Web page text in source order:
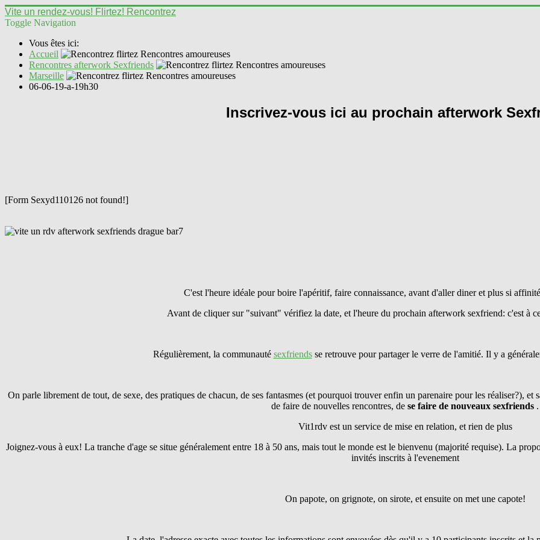
Vite un rendez-vous! Flirtez! Rencontrez
Toggle Navigation
Vous êtes ici:
Accueil
Rencontres afterwork Sexfriends
Marseille
06-06-19-a-19h30
Inscrivez-vous ici au prochain afterwork
[Form Sexyd110126 not found!]
C'est l'heure idéale pour boire l'apéritif, faire connaissance, avant d'aller diner et plus si
Avant de cliquer sur "suivant" vérifiez la date, et l'heure du prochain afterwork sexfriend: c'est à
Régulièrement, la communauté sexfriendsse retrouve pour partager le verre de l'amitié. Il y a
On parle librement de tout, de sexe, des pratiques de chacun, de ses fantasmes (et pourquoi trouver enfin un parenaire pour les réaliser?), et
de faire de nouvelles rencontres, de se faire de nouveaux sexfriends .
Vit1rdv est un service de mise en relation, et rien de plus
Joignez-vous à eux! La tranche d'age se situe généralement entre 18 à 50 ans, mais tout le monde est le bienvenu (majorité requise). La
invités inscrits à l'evenement
On papote, on grignote, on sirote, et ensuite on met une capote!